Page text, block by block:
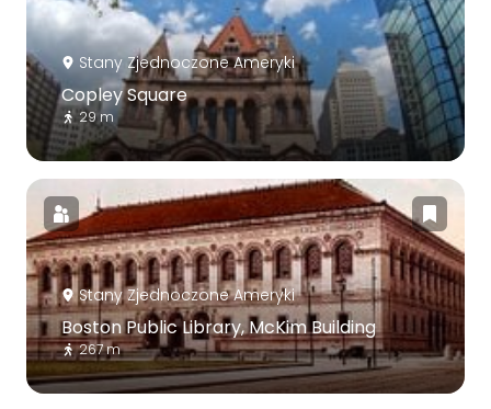
Stany Zjednoczone Ameryki
Copley Square
29 m
Stany Zjednoczone Ameryki
Boston Public Library, McKim Building
267 m